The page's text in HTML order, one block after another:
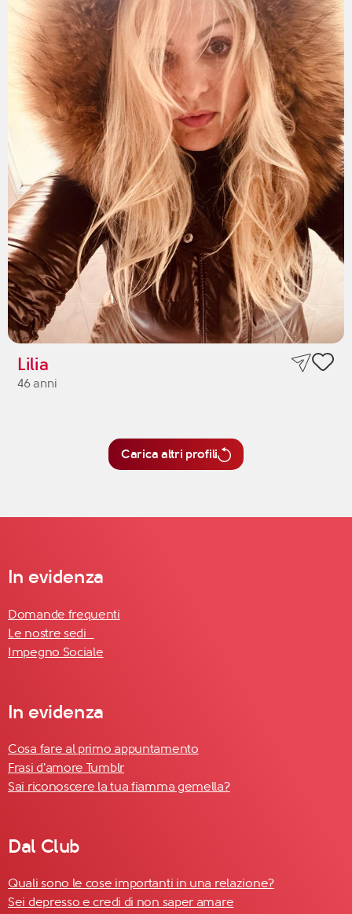
Lilia
46 anni
Carica altri profili
In evidenza
Domande frequenti
Le nostre sedi
Impegno Sociale
In evidenza
Cosa fare al primo appuntamento
Frasi d'amore Tumblr
Sai riconoscere la tua fiamma gemella?
Dal Club
Quali sono le cose importanti in una relazione?
Sei depresso e credi di non saper amare